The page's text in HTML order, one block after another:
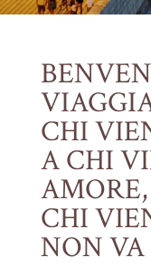
CHI
A CHI
CHI
NON